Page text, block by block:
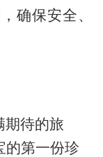
确保安全、
期待的旅
的第一份珍